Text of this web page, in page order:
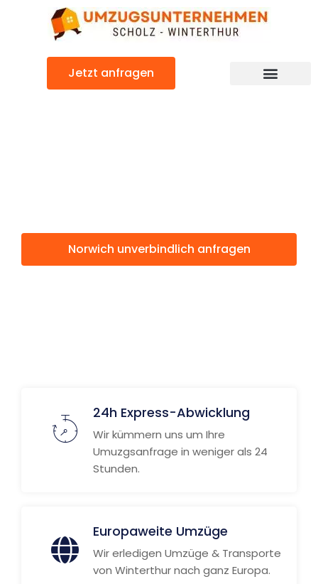
Jetzt anfragen
Norwich unverbindlich anfragen
24h Express-Abwicklung
Wir kümmern uns um Ihre
Umuzgsanfrage in weniger als 24
Stunden.
Europaweite Umzüge
Wir erledigen Umzüge & Transporte
von Winterthur nach ganz Europa.